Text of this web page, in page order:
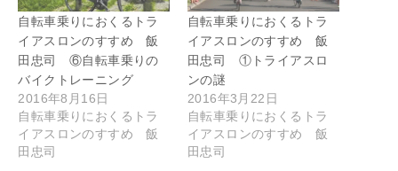
自転車乗りにおくるトラ
イアスロンのすすめ 飯
田忠司 ⑥自転車乗りの
バイクトレーニング
2016年8月16日
自転車乗りにおくるトラ
イアスロンのすすめ 飯
田忠司
自転車乗りにおくるトラ
イアスロンのすすめ 飯
田忠司 ①トライアスロ
ンの謎
2016年3月22日
自転車乗りにおくるトラ
イアスロンのすすめ 飯
田忠司